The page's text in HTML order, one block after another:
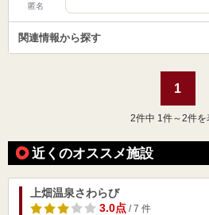
匿名
関連情報から探す
1
2件中 1件～2件を
近くのオススメ施設
上畑温泉さわらび
3.0点/ 7 件